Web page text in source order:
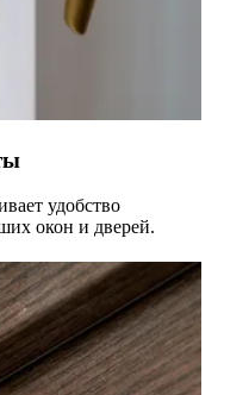
удобство
окон и дверей.